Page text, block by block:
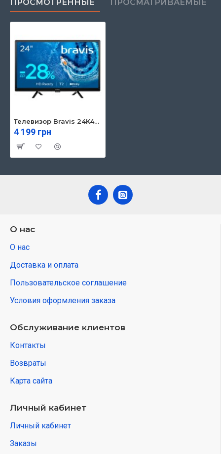
ПРОСМОТРЕННЫЕ
ПРОСМАТРИВАЕМЫЕ
Телевизор Bravis 24K4000H
4 199 грн
О нас
О нас
Доставка и оплата
Пользовательское соглашение
Условия оформления заказа
Обслуживание клиентов
Контакты
Возвраты
Карта сайта
Личный кабинет
Личный кабинет
Заказы